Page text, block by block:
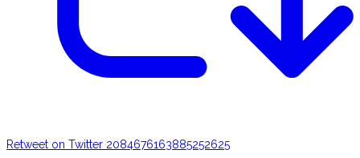
Retweet on Twitter 2084676163885252625